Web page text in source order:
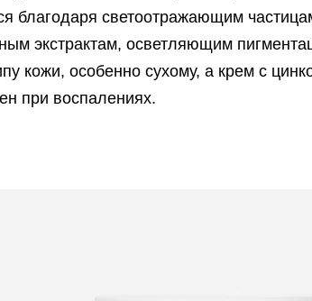
благодаря светоотражающим
экстрактам, осветляющим
кожи, особенно сухому, а крем с
при воспалениях.